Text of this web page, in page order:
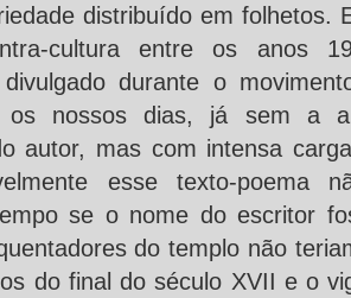
distribuído em folhetos.
cultura entre os anos
divulgado durante o
os nossos dias, já sem a
autor, mas com intensa
esse texto-poema
se o nome do escritor
do templo não
do final do século XVII e o